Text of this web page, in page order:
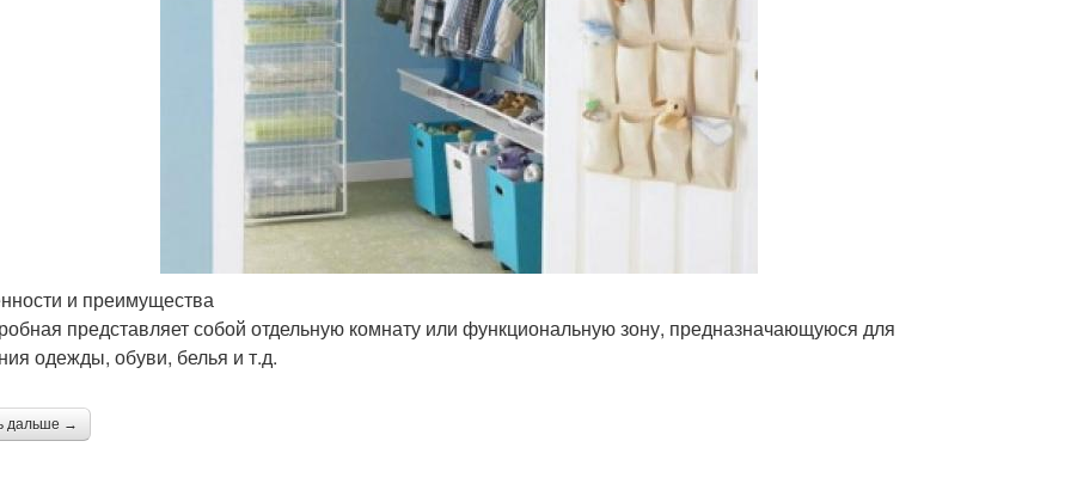
и преимущества
представляет собой отдельную комнату или функциональную зону, предназначающуюся для
одежды, обуви, белья и т.д.
дальше →